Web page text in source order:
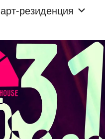
арт-резиденция